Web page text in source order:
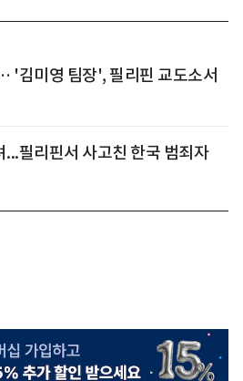
'김미영 팀장', 필리핀 교도소서
필리핀서 사고친 한국 범죄자